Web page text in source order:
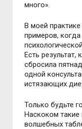
много».
В моей
примеров,
Есть результат,
сбросила
одной
истязающих
Только будьте
Наскоком
волшебных